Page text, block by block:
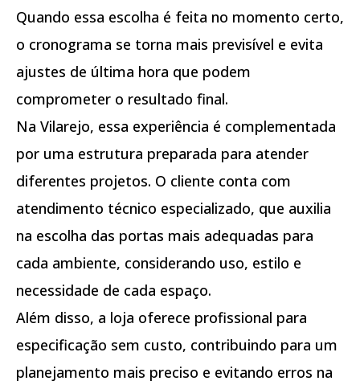
Quando essa escolha é feita no momento certo,
o cronograma se torna mais previsível e evita
ajustes de última hora que podem
comprometer o resultado final.
Na Vilarejo, essa experiência é complementada
por uma estrutura preparada para atender
diferentes projetos. O cliente conta com
atendimento técnico especializado, que auxilia
na escolha das portas mais adequadas para
cada ambiente, considerando uso, estilo e
necessidade de cada espaço.
Além disso, a loja oferece profissional para
especificação sem custo, contribuindo para um
planejamento mais preciso e evitando erros na